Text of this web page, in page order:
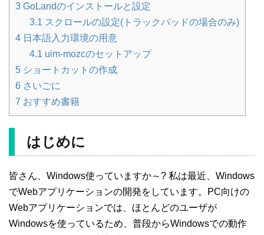
3 GoLandのインストールと設定
3.1 スクロールの設定(トラックパッドの場合のみ)
4 日本語入力環境の用意
4.1 uim-mozcのセットアップ
5 ショートカットの作成
6 さいごに
7 おすすめ書籍
はじめに
皆さん、Windows使っていますか～? 私は最近、Windows
でWebアプリケーションの開発をしています。PC向けの
Webアプリケーションでは、ほとんどのユーザが
Windowsを使っているため、普段からWindowsでの動作